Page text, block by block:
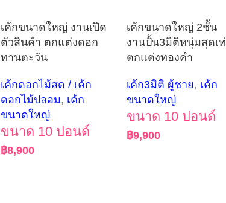
เค้กขนาดใหญ่ งานเปิด
ตัวสินค้า ตกแต่งดอก
ทานตะวัน
เค้กดอกไม้สด / เค้ก
ดอกไม้ปลอม, เค้ก
ขนาดใหญ่
ขนาด 10 ปอนด์
฿8,900
เค้กขนาดใหญ่ 2ชั้น
งานปั้น3มิติหนุ่มสุดเท่
ตกแต่งทองคำ
เค้ก3มิติ ผู้ชาย, เค้ก
ขนาดใหญ่
ขนาด 10 ปอนด์
฿9,900